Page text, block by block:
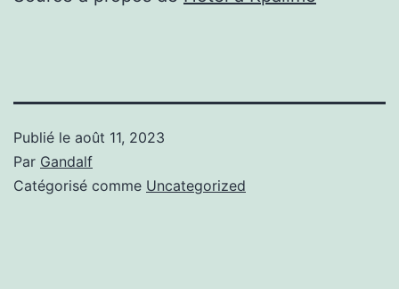
Publié le août 11, 2023
Par Gandalf
Catégorisé comme Uncategorized